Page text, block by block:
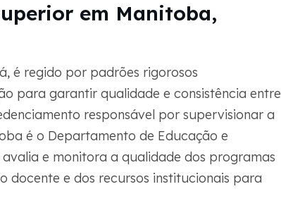
em Manitoba,
é regido por padrões rigorosos
para garantir qualidade e consistência entre
responsável por supervisionar a
é o Departamento de Educação e
avalia e monitora a qualidade dos programas
docente e dos recursos institucionais para